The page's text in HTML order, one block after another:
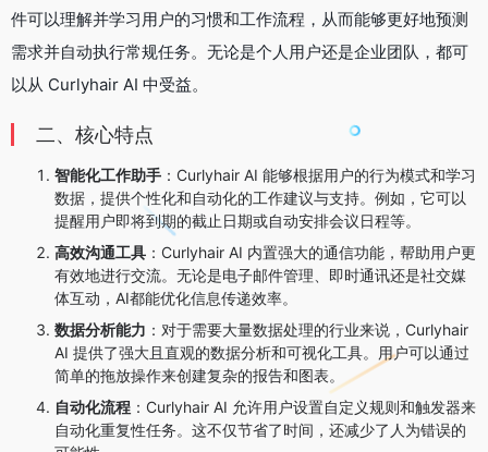
件可以理解并学习用户的习惯和工作流程，从而能够更好地预测
需求并自动执行常规任务。无论是个人用户还是企业团队，都可
以从 Curlyhair AI 中受益。
二、核心特点
智能化工作助手 ：Curlyhair AI 能够根据用户的行为模式和学习
数据，提供个性化和自动化的工作建议与支持。例如，它可以
提醒用户即将到期的截止日期或自动安排会议日程等。
高效沟通工具 ：Curlyhair AI 内置强大的通信功能，帮助用户更
有效地进行交流。无论是电子邮件管理、即时通讯还是社交媒
体互动，AI都能优化信息传递效率。
数据分析能力 ：对于需要大量数据处理的行业来说，Curlyhair
AI 提供了强大且直观的数据分析和可视化工具。用户可以通过
简单的拖放操作来创建复杂的报告和图表。
自动化流程 ：Curlyhair AI 允许用户设置自定义规则和触发器来
自动化重复性任务。这不仅节省了时间，还减少了人为错误的